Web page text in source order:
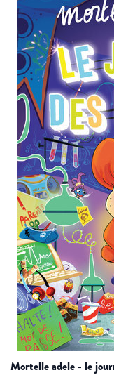
mortelle adele - le